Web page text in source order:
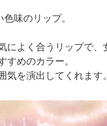
味のリップ。
によく合うリップで、
すめのカラー。
気を演出してくれます。